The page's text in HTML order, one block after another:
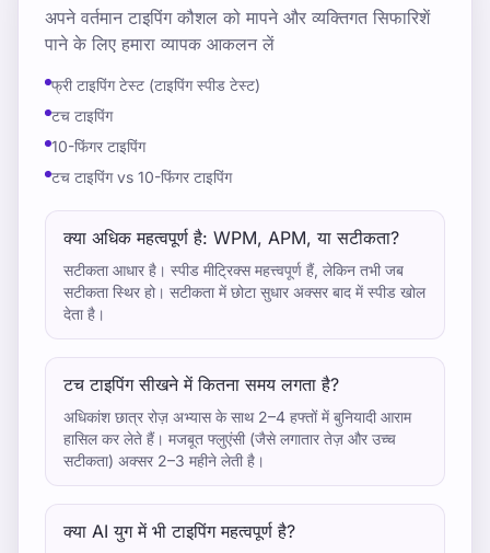
अपने वर्तमान टाइपिंग कौशल को मापने और व्यक्तिगत सिफारिशें
पाने के लिए हमारा व्यापक आकलन लें
फ्री टाइपिंग टेस्ट (टाइपिंग स्पीड टेस्ट)
टच टाइपिंग
10-फिंगर टाइपिंग
टच टाइपिंग vs 10-फिंगर टाइपिंग
क्या अधिक महत्वपूर्ण है: WPM, APM, या सटीकता?
सटीकता आधार है। स्पीड मीट्रिक्स महत्त्वपूर्ण हैं, लेकिन तभी जब
सटीकता स्थिर हो। सटीकता में छोटा सुधार अक्सर बाद में स्पीड खोल
देता है।
टच टाइपिंग सीखने में कितना समय लगता है?
अधिकांश छात्र रोज़ अभ्यास के साथ 2–4 हफ्तों में बुनियादी आराम
हासिल कर लेते हैं। मजबूत फ्लुएंसी (जैसे लगातार तेज़ और उच्च
सटीकता) अक्सर 2–3 महीने लेती है।
क्या AI युग में भी टाइपिंग महत्वपूर्ण है?